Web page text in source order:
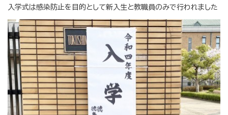
入学式は感染防止を目的として新入生と教職員のみで行われました